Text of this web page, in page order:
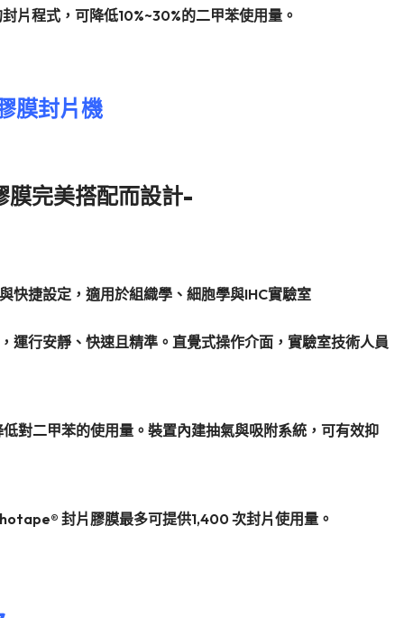
片程式，可降低10%~30%的二甲苯使用量。
膜封片機
完美搭配而設計-
快捷設定，適用於組織學、細胞學與IHC實驗室
行安靜、快速且精準。直覺式操作介面，實驗室技術人員
對二甲苯的使用量。裝置內建抽氣與吸附系統，可有效抑
封片膠膜最多可提供1,400 次封片使用量。